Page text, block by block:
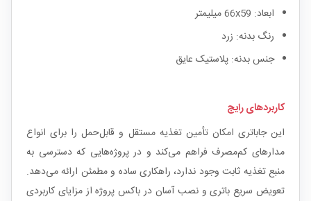
ابعاد: 66x59 میلیمتر
رنگ بدنه: زرد
جنس بدنه: پلاستیک عایق
کاربردهای رایج
این جاباتری امکان تأمین تغذیه مستقل و قابل‌حمل را برای انواع
مدارهای کم‌مصرف فراهم می‌کند و در پروژه‌هایی که دسترسی به
منبع تغذیه ثابت وجود ندارد، راهکاری ساده و مطمئن ارائه می‌دهد.
تعویض سریع باتری و نصب آسان در باکس پروژه از مزایای کاربردی